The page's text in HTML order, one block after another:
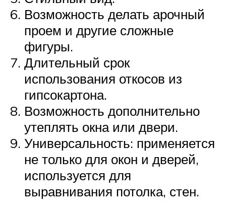
Возможность делать арочный
проем и другие сложные
фигуры.
Длительный срок
использования откосов из
гипсокартона.
Возможность дополнительно
утеплять окна или двери.
Универсальность: применяется
не только для окон и дверей,
используется для
выравнивания потолка, стен.